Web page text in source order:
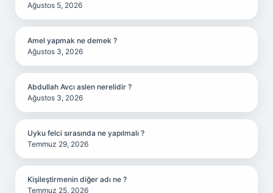
Ağustos 5, 2026
Amel yapmak ne demek ?
Ağustos 3, 2026
Abdullah Avcı aslen nerelidir ?
Ağustos 3, 2026
Uyku felci sırasında ne yapılmalı ?
Temmuz 29, 2026
Kişileştirmenin diğer adı ne ?
Temmuz 25, 2026